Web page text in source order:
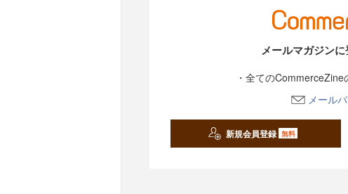
メールマガジン
・全ての
メール
新規会員登録 無料